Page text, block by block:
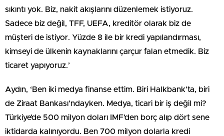
sıkıntı yok. Biz, nakit akışlarını düzenlemek istiyoruz.
Sadece biz değil, TFF, UEFA, kreditör olarak biz de
müşteri de istiyor. Yüzde 8 ile bir kredi yapılandırması,
kimseyi de ülkenin kaynaklarını çarçur falan etmedik. Biz
ticaret yapıyoruz.’
Aydın, ‘Ben iki medya finanse ettim. Biri Halkbank’ta, biri
de Ziraat Bankası’ndayken. Medya, ticari bir iş değil mi?
Türkiye’de 500 milyon doları IMF’den borç alıp dört sene
iktidarda kalınıyordu. Ben 700 milyon dolarla kredi